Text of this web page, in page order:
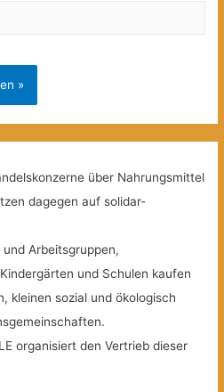
über Nahrungsmittel
dagegen auf solidar-
Arbeitsgruppen,
und Schulen kaufen
kleinen sozial und ökologisch
organisiert den Vertrieb dieser